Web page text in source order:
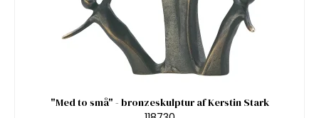
"Med to små" - bronzeskulptur af Kerstin Stark